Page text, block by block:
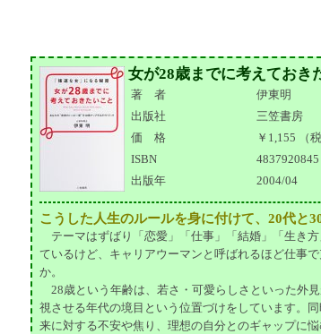
女が28歳までに考えておき
著 者
伊東明
出版社
三笠書房
価 格
￥1,155 （税
ISBN
4837920845
出版年
2004/04
こうした人生のルールを身に付けて、20代と
テーマはずばり「恋愛」「仕事」「結婚」「生き
ているけど、キャリアウーマンと呼ばれるほど仕事
か。
28歳という年齢は、若さ・可愛らしさといった外
視させる年代の境目という位置づけをしています。
来に対する不安や焦り、理想の自分とのギャップに悩